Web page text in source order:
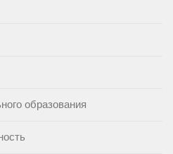
образования